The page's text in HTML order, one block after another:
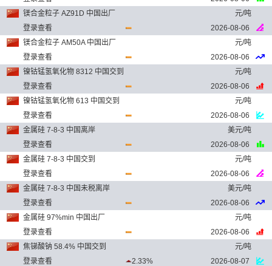
镁合金粒子 AZ91D 中国出厂
元/吨
登录查看
2026-08-06
镁合金粒子 AM50A 中国出厂
元/吨
登录查看
2026-08-06
镍钴锰氢氧化物 8312 中国交到
元/吨
登录查看
2026-08-06
镍钴锰氢氧化物 613 中国交到
元/吨
登录查看
2026-08-06
金属硅 7-8-3 中国离岸
美元/吨
登录查看
2026-08-06
金属硅 7-8-3 中国交到
元/吨
登录查看
2026-08-06
金属硅 7-8-3 中国未税离岸
美元/吨
登录查看
2026-08-06
金属硅 97%min 中国出厂
元/吨
登录查看
2026-08-06
焦锑酸钠 58.4% 中国交到
元/吨
登录查看
2.33%
2026-08-07